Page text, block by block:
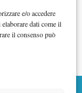
e/o accedere
dati come il
il consenso può